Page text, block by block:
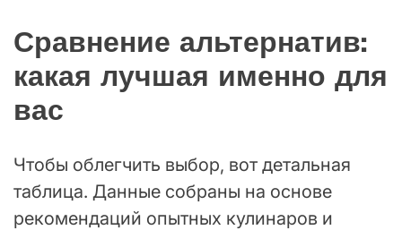
Сравнение альтернатив:
какая лучшая именно для
вас
Чтобы облегчить выбор, вот детальная
таблица. Данные собраны на основе
рекомендаций опытных кулинаров и